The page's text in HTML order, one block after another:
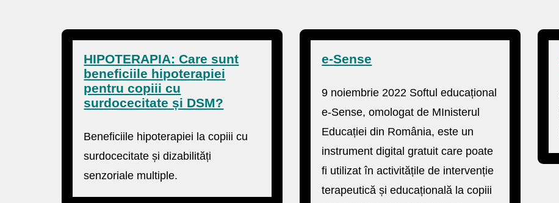
HIPOTERAPIA: Care sunt
beneficiile hipoterapiei
pentru copiii cu
surdocecitate și DSM?
Beneficiile hipoterapiei la copiii cu
surdocecitate și dizabilități
senzoriale multiple.
e-Sense
9 noiembrie 2022 Softul educațional
e-Sense, omologat de MInisterul
Educației din România, este un
instrument digital gratuit care poate
fi utilizat în activitățile de intervenție
terapeutică și educațională la copiii